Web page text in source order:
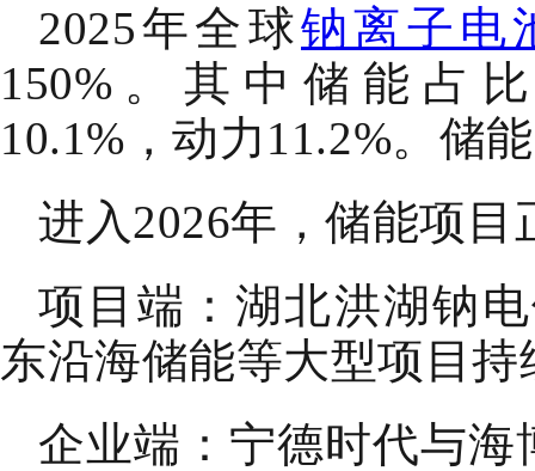
2025年全球钠离子电
150%。其中储能占
10.1%，动力11.2%。储
进入2026年，储能项
项目端：湖北洪湖钠
东沿海储能等大型项目持
企业端：宁德时代与海